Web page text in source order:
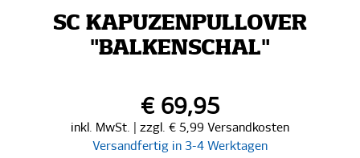
SC KAPUZENPULLOVER
"BALKENSCHAL"
€ 69,95
inkl. MwSt. | zzgl. € 5,99 Versandkosten
Versandfertig in 3-4 Werktagen